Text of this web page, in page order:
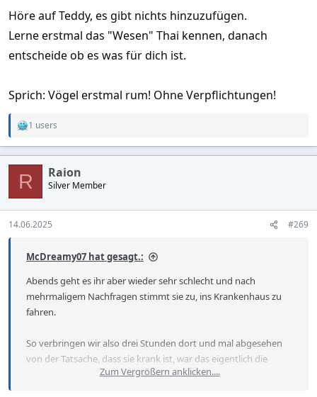
Höre auf Teddy, es gibt nichts hinzuzufügen.
Lerne erstmal das "Wesen" Thai kennen, danach
entscheide ob es was für dich ist.
Sprich: Vögel erstmal rum! Ohne Verpflichtungen!
R
a
c
o
n
s
1 users
R Raion
Silver Member
14.06.2025 #269
McDreamy07 hat gesagt.:
Abends geht es ihr aber wieder sehr schlecht und nach
mehrmaligem Nachfragen stimmt sie zu, ins Krankenhaus zu
fahren.
So verbringen wir also drei Stunden dort und mal abgesehen
von der Tatsache, dass sie krank ist, war das eigentlich die
schönste Zeit des bisherigen Urlaubs mit ihr, einfach dort zu
Zum Vergrößern anklicken....